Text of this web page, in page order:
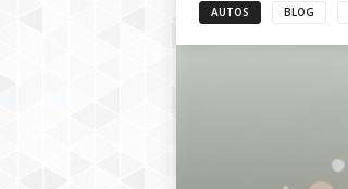
AUTOS BLOG